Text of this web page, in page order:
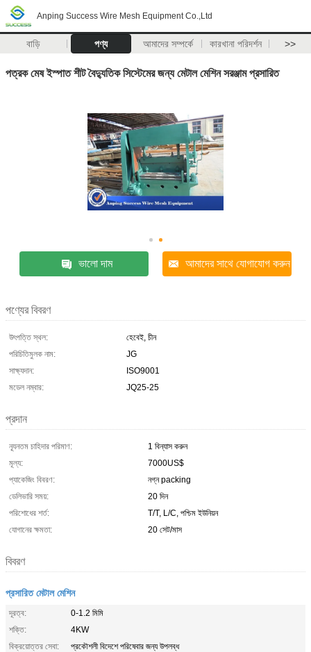
Anping Success Wire Mesh Equipment Co.,Ltd
বাড়ি পণ্য আমাদের সম্পর্কে কারখানা পরিদর্শন >>
পত্রক মেষ ইস্পাত শীট বৈদ্যুতিক সিস্টেমের জন্য মেটাল মেশিন সরঞ্জাম প্রসারিত
ভালো দাম আমাদের সাথে যোগাযোগ করুন
পণ্যের বিবরণ
উৎপত্তি স্থল:
হেবেই, চীন
পরিচিতিমুলক নাম:
JG
সাক্ষ্যদান:
ISO9001
মডেল নম্বার:
JQ25-25
প্রদান
ন্যূনতম চাহিদার পরিমাণ:
1 বিন্যাস করুন
মূল্য:
7000US$
প্যাকেজিং বিবরণ:
নগ্ন packing
ডেলিভারি সময়:
20 দিন
পরিশোধের শর্ত:
T/T, L/C, পশ্চিম ইউনিয়ন
যোগানের ক্ষমতা:
20 সেট/মাস
বিবরণ
প্রসারিত মেটাল মেশিন
দূরত্ব:
0-1.2 মিমি
শক্তি:
4KW
বিক্রয়োত্তর সেবা:
প্রকৌশলী বিদেশে পরিষেবার জন্য উপলব্ধ